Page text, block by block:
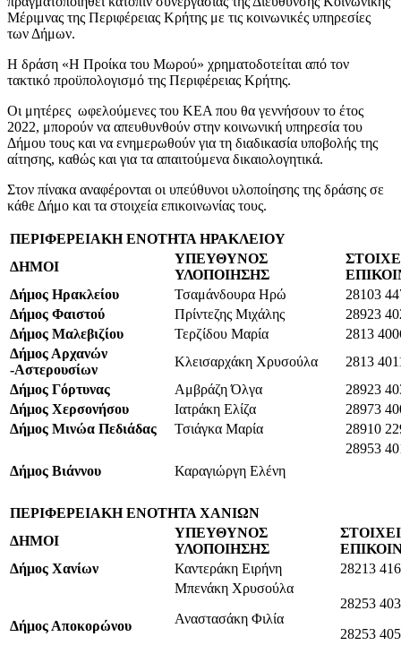
Μέριμνας της Περιφέρειας Κρήτης με τις κοινωνικές υπηρεσίες
των Δήμων.
Η δράση «Η Προίκα του Μωρού» χρηματοδοτείται από τον
τακτικό προϋπολογισμό της Περιφέρειας Κρήτης.
Οι μητέρες ωφελούμενες του ΚΕΑ που θα γεννήσουν το έτος
2022, μπορούν να απευθυνθούν στην κοινωνική υπηρεσία του
Δήμου τους και να ενημερωθούν για τη διαδικασία υποβολής της
αίτησης, καθώς και για τα απαιτούμενα δικαιολογητικά.
Στον πίνακα αναφέρονται οι υπεύθυνοι υλοποίησης της δράσης σε
κάθε Δήμο και τα στοιχεία επικοινωνίας τους.
ΠΕΡΙΦΕΡΕΙΑΚΗ ΕΝΟΤΗΤΑ ΗΡΑΚΛΕΙΟΥ
ΔΗΜΟΙ
ΥΠΕΥΘΥΝΟΣ
ΥΛΟΠΟΙΗΣΗΣ
Δήμος Ηρακλείου
Τσαμάνδουρα Ηρώ
28103
Δήμος Φαιστού
Πρίντεζης Μιχάλης
28923
Δήμος Μαλεβιζίου
Τερζίδου Μαρία
2813
Δήμος Αρχανών
-Αστερουσίων
Κλεισαρχάκη Χρυσούλα
2813
Δήμος Γόρτυνας
Αμβράζη Όλγα
28923
Δήμος Χερσονήσου
Ιατράκη Ελίζα
28973
Δήμος Μινώα Πεδιάδας
Τσιάγκα Μαρία 28910
Δήμος Βιάννου Καραγιώργη Ελένη
28953
ΠΕΡΙΦΕΡΕΙΑΚΗ ΕΝΟΤΗΤΑ ΧΑΝΙΩΝ
ΔΗΜΟΙ
ΥΠΕΥΘΥΝΟΣ
ΥΛΟΠΟΙΗΣΗΣ
Δήμος Χανίων
Καντεράκη Ειρήνη 28213
Δήμος Αποκορώνου
Μπενάκη Χρυσούλα
Αναστασάκη Φιλία
28253
28253